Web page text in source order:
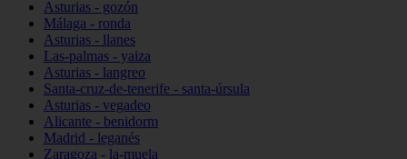
Asturias - gozón
Málaga - ronda
Asturias - llanes
Las-palmas - yaiza
Asturias - langreo
Santa-cruz-de-tenerife - santa-úrsula
Asturias - vegadeo
Alicante - benidorm
Madrid - leganés
Zaragoza - la-muela